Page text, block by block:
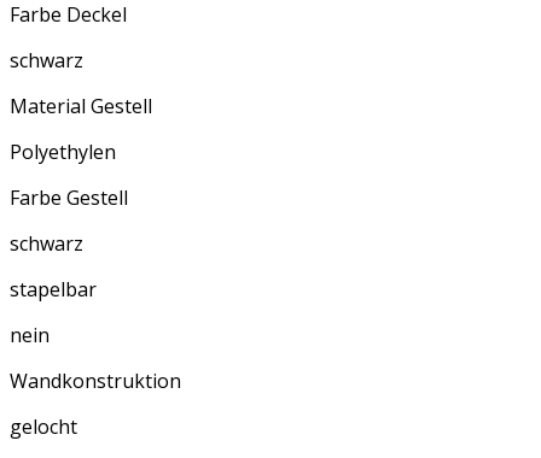
Farbe Deckel
schwarz
Material Gestell
Polyethylen
Farbe Gestell
schwarz
stapelbar
nein
Wandkonstruktion
gelocht